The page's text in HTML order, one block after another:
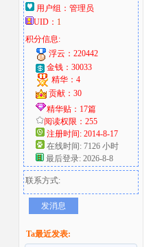
爱
好
用户组： 管理员
UID： 1
积分信息:
浮云：220442
金钱：30033
精华：4
贡献：30
精华贴：17篇
阅读权限：255
注册时间: 2014-8-17
在线时间: 7126 小时
最后登录: 2026-8-8
联系方式:
发消息
Ta最近发表: